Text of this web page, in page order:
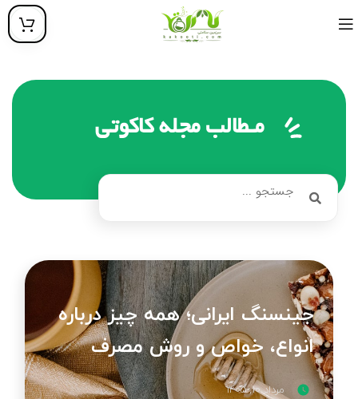
مـطالب مجله کاکوتی
جینسنگ ایرانی؛ همه چیز درباره
انواع، خواص و روش مصرف
مرداد ۱۰, ۱۴۰۵